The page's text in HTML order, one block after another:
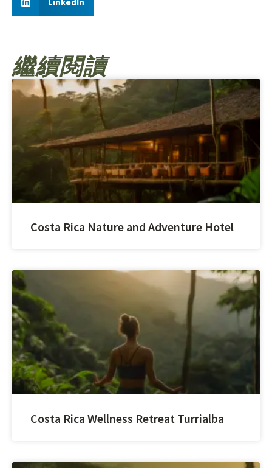
繼續閱讀
Costa Rica Nature and Adventure Hotel
Costa Rica Wellness Retreat Turrialba